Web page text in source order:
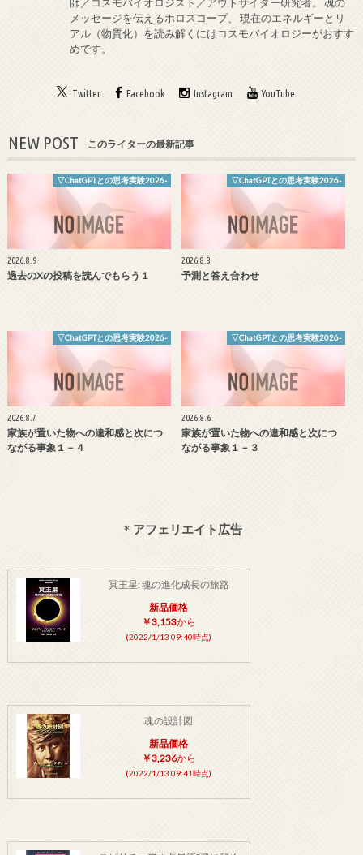
メッセージを伝えるホロスコープ、 現在のエネルギーとリ
アル（物質化）を読み解くにはコスモバイオロジーがおすす
めです。
Twitter Facebook Instagram YouTube
NEW POST このライターの最新記事
▽ChatGPTとの思考実験2026-
2026.8.9
過去のXの投稿を読んでもらう１
▽ChatGPTとの思考実験2026-
2026.8.8
予測と答え合わせ
▽ChatGPTとの思考実験2026-
2026.8.7
家族が置いた物への違和感と次につ
ながる事象１－４
▽ChatGPTとの思考実験2026-
2026.8.6
家族が置いた物への違和感と次につ
ながる事象１－３
＊ アフェリエイト広告
冥王星: 魂の進化成長の旅路
新品価格
￥3,153から
(2022/1/13 09:40時点)
魂の設計図
新品価格
￥3,236から
(2022/1/13 09:41時点)